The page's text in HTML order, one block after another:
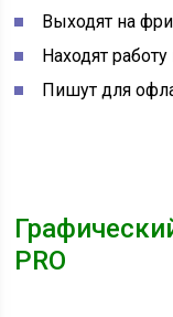
Выходят на
Находят
Пишут для
PRO